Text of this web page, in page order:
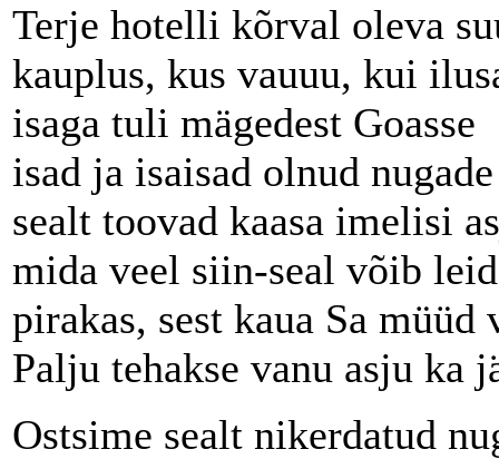
Terje hotelli kõrval oleva
kauplus, kus vauuu, kui
isaga tuli mägedest
isad ja isaisad olnud
sealt toovad kaasa imelisi
mida veel siin-seal võib
pirakas, sest kaua Sa müüd
Palju tehakse vanu asju ka
Ostsime sealt nikerdatud